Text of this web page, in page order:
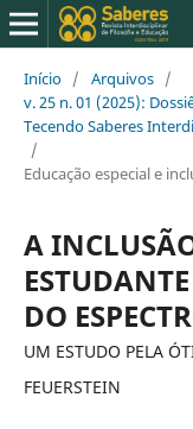
Início / Arquivos /
v. 25 n. 01 (2025):
Tecendo Saberes
/
Educação especial e
A
DO
UM ESTUDO PELA
FEUERSTEIN